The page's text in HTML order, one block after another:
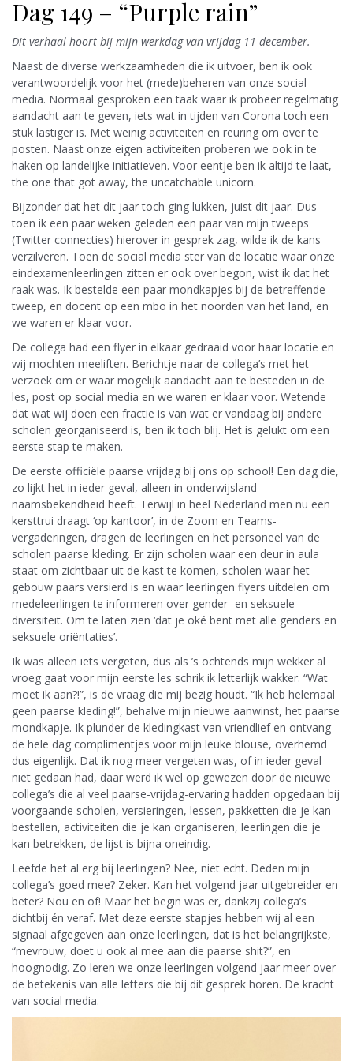
Dag 149 – “Purple rain”
Dit verhaal hoort bij mijn werkdag van vrijdag 11 december.
Naast de diverse werkzaamheden die ik uitvoer, ben ik ook
verantwoordelijk voor het (mede)beheren van onze social
media. Normaal gesproken een taak waar ik probeer regelmatig
aandacht aan te geven, iets wat in tijden van Corona toch een
stuk lastiger is. Met weinig activiteiten en reuring om over te
posten. Naast onze eigen activiteiten proberen we ook in te
haken op landelijke initiatieven. Voor eentje ben ik altijd te laat,
the one that got away, the uncatchable unicorn.
Bijzonder dat het dit jaar toch ging lukken, juist dit jaar. Dus
toen ik een paar weken geleden een paar van mijn tweeps
(Twitter connecties) hierover in gesprek zag, wilde ik de kans
verzilveren. Toen de social media ster van de locatie waar onze
eindexamenleerlingen zitten er ook over begon, wist ik dat het
raak was. Ik bestelde een paar mondkapjes bij de betreffende
tweep, en docent op een mbo in het noorden van het land, en
we waren er klaar voor.
De collega had een flyer in elkaar gedraaid voor haar locatie en
wij mochten meeliften. Berichtje naar de collega’s met het
verzoek om er waar mogelijk aandacht aan te besteden in de
les, post op social media en we waren er klaar voor. Wetende
dat wat wij doen een fractie is van wat er vandaag bij andere
scholen georganiseerd is, ben ik toch blij. Het is gelukt om een
eerste stap te maken.
De eerste officiële paarse vrijdag bij ons op school! Een dag die,
zo lijkt het in ieder geval, alleen in onderwijsland
naamsbekendheid heeft. Terwijl in heel Nederland men nu een
kersttrui draagt ‘op kantoor’, in de Zoom en Teams-
vergaderingen, dragen de leerlingen en het personeel van de
scholen paarse kleding. Er zijn scholen waar een deur in aula
staat om zichtbaar uit de kast te komen, scholen waar het
gebouw paars versierd is en waar leerlingen flyers uitdelen om
medeleerlingen te informeren over gender- en seksuele
diversiteit. Om te laten zien ‘dat je oké bent met alle genders en
seksuele oriëntaties’.
Ik was alleen iets vergeten, dus als ’s ochtends mijn wekker al
vroeg gaat voor mijn eerste les schrik ik letterlijk wakker. “Wat
moet ik aan?!”, is de vraag die mij bezig houdt. “Ik heb helemaal
geen paarse kleding!”, behalve mijn nieuwe aanwinst, het paarse
mondkapje. Ik plunder de kledingkast van vriendlief en ontvang
de hele dag complimentjes voor mijn leuke blouse, overhemd
dus eigenlijk. Dat ik nog meer vergeten was, of in ieder geval
niet gedaan had, daar werd ik wel op gewezen door de nieuwe
collega’s die al veel paarse-vrijdag-ervaring hadden opgedaan bij
voorgaande scholen, versieringen, lessen, pakketten die je kan
bestellen, activiteiten die je kan organiseren, leerlingen die je
kan betrekken, de lijst is bijna oneindig.
Leefde het al erg bij leerlingen? Nee, niet echt. Deden mijn
collega’s goed mee? Zeker. Kan het volgend jaar uitgebreider en
beter? Nou en of! Maar het begin was er, dankzij collega’s
dichtbij én veraf. Met deze eerste stapjes hebben wij al een
signaal afgegeven aan onze leerlingen, dat is het belangrijkste,
“mevrouw, doet u ook al mee aan die paarse shit?”, en
hoognodig. Zo leren we onze leerlingen volgend jaar meer over
de betekenis van alle letters die bij dit gesprek horen. De kracht
van social media.